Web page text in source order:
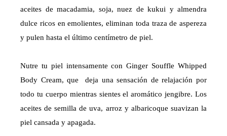
aceites de macadamia, soja, nuez de kukui y almendra
dulce ricos en emolientes, eliminan toda traza de aspereza
y pulen hasta el último centímetro de piel.
Nutre tu piel intensamente con Ginger Souffle Whipped
Body Cream, que deja una sensación de relajación por
todo tu cuerpo mientras sientes el aromático jengibre. Los
aceites de semilla de uva, arroz y albaricoque suavizan la
piel cansada y apagada.